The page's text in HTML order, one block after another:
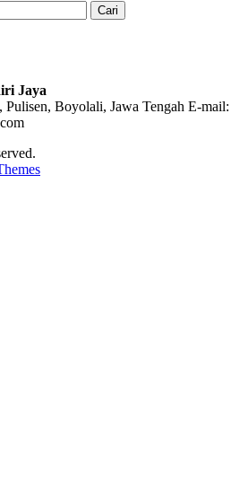
Jaya
Boyolali, Jawa Tengah E-mail: